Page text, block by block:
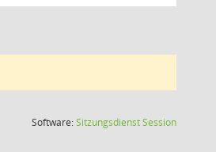
Software:SitzungsdienstSession(Wird in